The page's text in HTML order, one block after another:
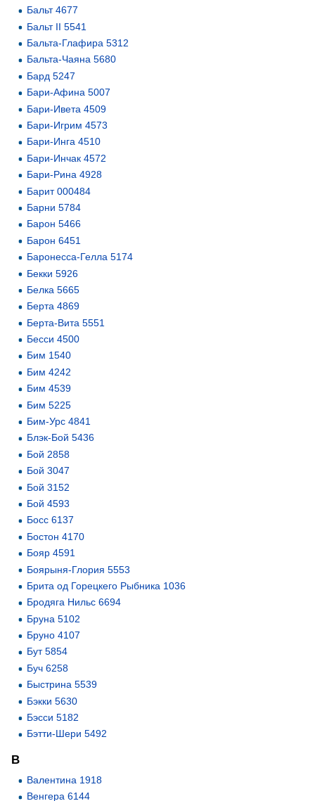
Бальт 4677
Бальт II 5541
Бальта-Глафира 5312
Бальта-Чаяна 5680
Бард 5247
Бари-Афина 5007
Бари-Ивета 4509
Бари-Игрим 4573
Бари-Инга 4510
Бари-Инчак 4572
Бари-Рина 4928
Барит 000484
Барни 5784
Барон 5466
Барон 6451
Баронесса-Гелла 5174
Бекки 5926
Белка 5665
Берта 4869
Берта-Вита 5551
Бесси 4500
Бим 1540
Бим 4242
Бим 4539
Бим 5225
Бим-Урс 4841
Блэк-Бой 5436
Бой 2858
Бой 3047
Бой 3152
Бой 4593
Босс 6137
Бостон 4170
Бояр 4591
Боярыня-Глория 5553
Брита од Горецкего Рыбника 1036
Бродяга Нильс 6694
Бруна 5102
Бруно 4107
Бут 5854
Буч 6258
Быстрина 5539
Бэкки 5630
Бэсси 5182
Бэтти-Шери 5492
В
Валентина 1918
Венгера 6144